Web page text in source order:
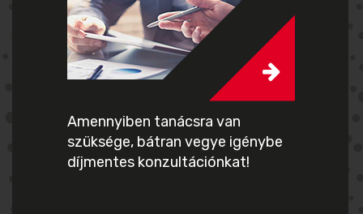
Amennyiben tanácsra van
szüksége, bátran vegye igénybe
díjmentes konzultációnkat!